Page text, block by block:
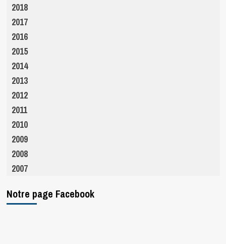
2018
2017
2016
2015
2014
2013
2012
2011
2010
2009
2008
2007
Notre page Facebook